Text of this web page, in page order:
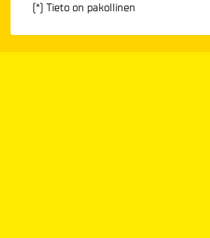
(*) Tieto on pakollinen